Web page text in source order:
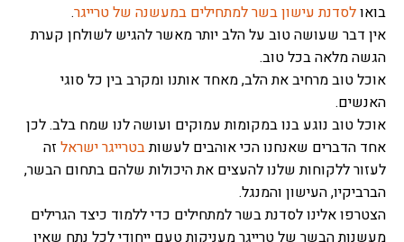
בואולסדנת עישון בשר למתחילים במעשנה של טרייגר.
אין דבר שעושה טוב על הלב יותר מאשר להגיש לשולחן קערת
הגשה מלאה בכל טוב.
אוכל טוב מרחיב את הלב, מאחד אותנו ומקרב בין כל סוגי
האנשים.
אוכל טוב נוגע בנו במקומות עמוקים ועושה לנו שמח בלב. לכן
אחד הדברים שאנחנו הכי אוהבים לעשותבטרייגר ישראל זה
לעזור ללקוחות שלנו להעצים את היכולות שלהם בתחום הבשר,
הברביקיו, העישון והמנגל.
הצטרפו אלינו לסדנת בשר למתחילים כדי ללמוד כיצד הגרילים
מעשנות הבשר של טרייגר מעניקות טעם ייחודי לכל נתח שאין